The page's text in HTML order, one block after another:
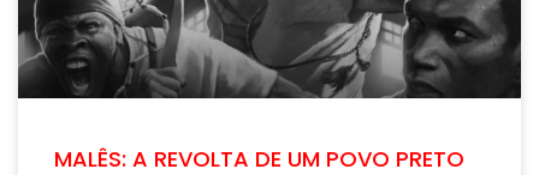
MALÊS: A REVOLTA DE UM POVO PRETO